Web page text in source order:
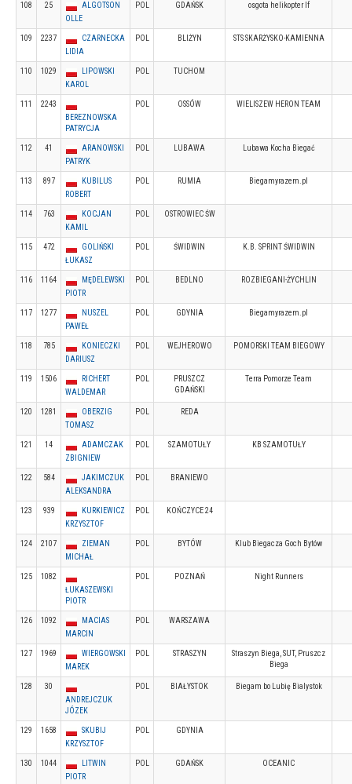
108 25
ALGOTSON
OLLE
POL GDAŃSK osgota helikopter If
109 2237
CZARNECKA
LIDIA
POL BLIŻYN STS SKARŻYSKO-KAMIENNA
110 1029
LIPOWSKI
KAROL
POL TUCHOM
111
2243
BEREZNOWSKA
PATRYCJA
POL OSSÓW WIELISZEW HERON TEAM
112 41
ARANOWSKI
PATRYK
POL LUBAWA Lubawa Kocha Biegać
113 897
KUBILUS
ROBERT
POL RUMIA Biegamyrazem.pl
114 763
KOCJAN
KAMIL
POL OSTROWIEC ŚW
115 472
GOLIŃSKI
ŁUKASZ
POL ŚWIDWIN K.B. SPRINT ŚWIDWIN
116 1164
MĘDELEWSKI
PIOTR
POL BEDLNO ROZBIEGANI-ŻYCHLIN
117 1277
NUSZEL
PAWEŁ
POL GDYNIA Biegamyrazem.pl
118 785
KONIECZKI
DARIUSZ
POL WEJHEROWO POMORSKI TEAM BIEGOWY
119 1506
RICHERT
WALDEMAR
POL
PRUSZCZ
GDAŃSKI
Terra Pomorze Team
120 1281
OBERZIG
TOMASZ
POL REDA
121 14
ADAMCZAK
ZBIGNIEW
POL SZAMOTUŁY KB SZAMOTUŁY
122 584
JAKIMCZUK
ALEKSANDRA
POL BRANIEWO
123 939
KURKIEWICZ
KRZYSZTOF
POL KOŃCZYCE 24
124 2107
ZIEMAN
MICHAŁ
POL BYTÓW Klub Biegacza Goch Bytów
125
1082
ŁUKASZEWSKI
PIOTR
POL POZNAŃ Night Runners
126 1092
MACIAS
MARCIN
POL WARSZAWA
127 1969
WIERGOWSKI
MAREK
POL STRASZYN
Straszyn Biega, SUT, Pruszcz
Biega
128
30
ANDREJCZUK
JÓZEK
POL BIAŁYSTOK Biegam bo Lubię Bialystok
129 1658
SKUBIJ
KRZYSZTOF
POL GDYNIA
130 1044
LITWIN
PIOTR
POL GDAŃSK OCEANIC